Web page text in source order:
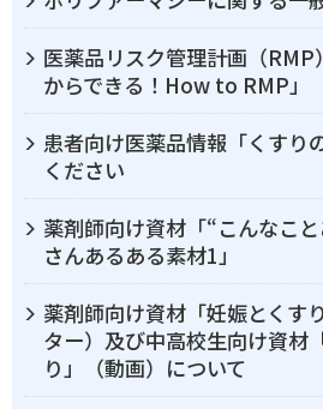
医薬品リスク管理計画（RMP
からできる！How to RMP」
患者向け医薬品情報「くすり
ください
薬剤師向け資材「“こんなこ
さんあるある素材1」
薬剤師向け資材「妊娠とくす
ター）及び中高校生向け資材
り」（動画）について